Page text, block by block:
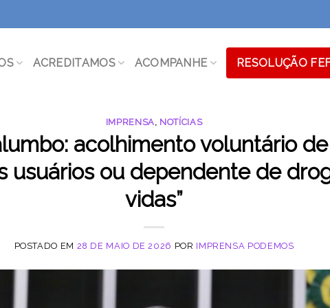
ACREDITAMOS ACOMPANHE RESOLUÇÃO
IMPRENSA, NOTÍCIAS
acolhimento voluntário
usuários ou dependente de
vidas”
POSTADO EM 28 DE MAIO DE 2026 POR IMPRENSA PODEMOS